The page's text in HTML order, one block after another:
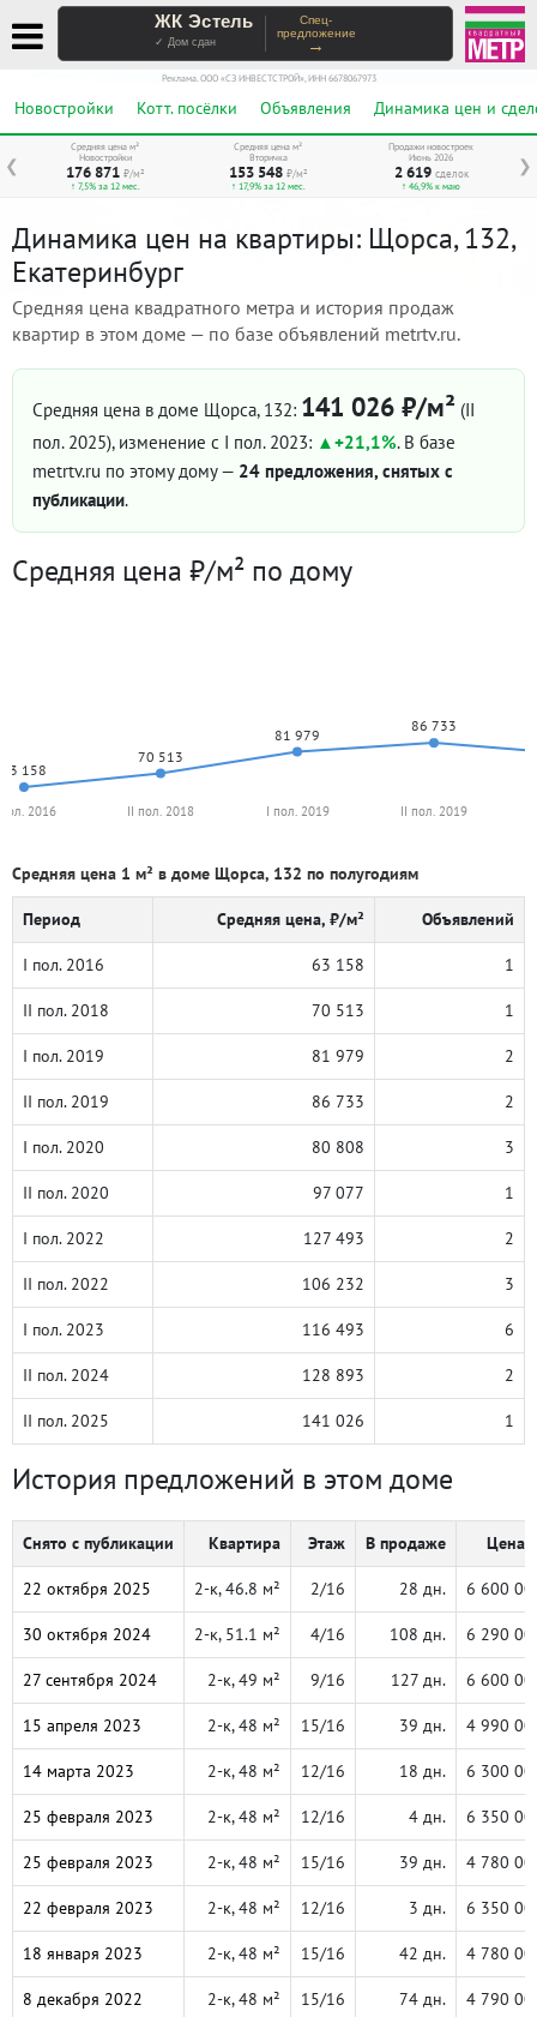
ЖК Эстель
✓ Дом сдан
Спец-
предложение
→
Реклама. ООО «СЗ ИНВЕСТСТРОЙ», ИНН 6678067973
Новостройки Котт. посёлки Объявления Динамика цен и
❮ ❯
Средняя цена м²
Новостройки
176 871 ₽/м²
↑ 7,5% за 12 мес.
Средняя цена м²
Вторичка
153 548 ₽/м²
↑ 17,9% за 12 мес.
Продажи новостроек
Июнь 2026
2 619 сделок
↑ 46,9% к маю
Динамика цен на квартиры: Щорса, 132,
Екатеринбург
Средняя цена квадратного метра и история продаж
квартир в этом доме — по базе объявлений metrtv.ru.
Средняя цена в доме Щорса, 132: 141 026 ₽/м² (II
пол. 2025), изменение с I пол. 2023: +21,1%. В базе
metrtv.ru по этому дому — 24 предложения, снятых с
публикации.
Средняя цена ₽/м² по дому
63 158
70 513
81 979 86 733
2016 II пол. 2018 I пол. 2019 II пол. 2019
Средняя цена 1 м² в доме Щорса, 132 по полугодиям
Период Средняя цена, ₽/м² Объявлений
I пол. 2016 63 158 1
II пол. 2018 70 513 1
I пол. 2019 81 979 2
II пол. 2019 86 733 2
I пол. 2020 80 808 3
II пол. 2020 97 077 1
I пол. 2022 127 493 2
II пол. 2022 106 232 3
I пол. 2023 116 493 6
II пол. 2024 128 893 2
II пол. 2025 141 026 1
История предложений в этом доме
Снято с публикации Квартира Этаж В продаже Цена,
22 октября 2025 2-к, 46.8 м² 2/16 28 дн. 6 600
30 октября 2024 2-к, 51.1 м² 4/16 108 дн. 6 290
27 сентября 2024 2-к, 49 м² 9/16 127 дн. 6 600
15 апреля 2023 2-к, 48 м² 15/16 39 дн. 4 990
14 марта 2023 2-к, 48 м² 12/16 18 дн. 6 300
25 февраля 2023 2-к, 48 м² 12/16 4 дн. 6 350
25 февраля 2023 2-к, 48 м² 15/16 39 дн. 4 780
22 февраля 2023 2-к, 48 м² 12/16 3 дн. 6 350
18 января 2023 2-к, 48 м² 15/16 42 дн. 4 780
8 декабря 2022 2-к, 48 м² 15/16 74 дн. 4 790